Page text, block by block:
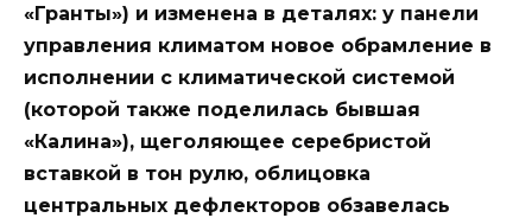
«Гранты») и изменена в деталях: у панели
управления климатом новое обрамление в
исполнении с климатической системой
(которой также поделилась бывшая
«Калина»), щеголяющее серебристой
вставкой в тон рулю, облицовка
центральных дефлекторов обзавелась